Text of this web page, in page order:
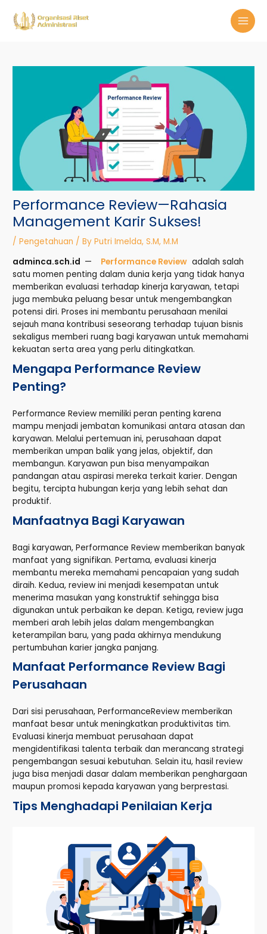
content
Performance Review—Rahasia
Management Karir Sukses!
/Pengetahuan / ByPutri Imelda, S.M, M.M
adminca.sch.id — Performance Review adalah salah
satu momen penting dalam dunia kerja yang tidak hanya
memberikan evaluasi terhadap kinerja karyawan, tetapi
juga membuka peluang besar untuk mengembangkan
potensi diri. Proses ini membantu perusahaan menilai
sejauh mana kontribusi seseorang terhadap tujuan bisnis
sekaligus memberi ruang bagi karyawan untuk memahami
kekuatan serta area yang perlu ditingkatkan.
Mengapa Performance Review
Penting?
Performance Review memiliki peran penting karena
mampu menjadi jembatan komunikasi antara atasan dan
karyawan. Melalui pertemuan ini, perusahaan dapat
memberikan umpan balik yang jelas, objektif, dan
membangun. Karyawan pun bisa menyampaikan
pandangan atau aspirasi mereka terkait karier. Dengan
begitu, tercipta hubungan kerja yang lebih sehat dan
produktif.
Manfaatnya Bagi Karyawan
Bagi karyawan, Performance Review memberikan banyak
manfaat yang signifikan. Pertama, evaluasi kinerja
membantu mereka memahami pencapaian yang sudah
diraih. Kedua, review ini menjadi kesempatan untuk
menerima masukan yang konstruktif sehingga bisa
digunakan untuk perbaikan ke depan. Ketiga, review juga
memberi arah lebih jelas dalam mengembangkan
keterampilan baru, yang pada akhirnya mendukung
pertumbuhan karier jangka panjang.
Manfaat Performance Review Bagi
Perusahaan
Dari sisi perusahaan, PerformanceReview memberikan
manfaat besar untuk meningkatkan produktivitas tim.
Evaluasi kinerja membuat perusahaan dapat
mengidentifikasi talenta terbaik dan merancang strategi
pengembangan sesuai kebutuhan. Selain itu, hasil review
juga bisa menjadi dasar dalam memberikan penghargaan
maupun promosi kepada karyawan yang berprestasi.
Tips Menghadapi Penilaian Kerja
navigation